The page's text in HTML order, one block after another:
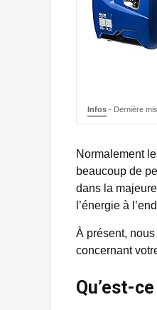
Infos - Dernière
Normalement
beaucoup de
dans la
l’énergie à
À présent,
concernant
Qu’est-